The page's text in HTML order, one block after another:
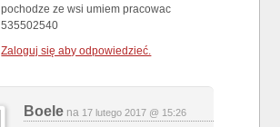
pochodze ze wsi umiem pracowac
535502540
Zaloguj się aby odpowiedzieć.
Boele na 17 lutego 2017 @ 15:26